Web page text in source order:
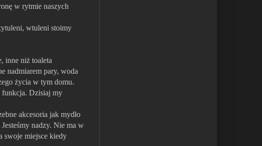
w rytmie naszych
wtuleni stoimy
inne niż toaleta
nadmiarem pary, woda
życia w tym domu.
funkcja. Dzisiaj my
akcesoria jak mydło
nadzy. Nie ma w
swoje miejsce kiedy